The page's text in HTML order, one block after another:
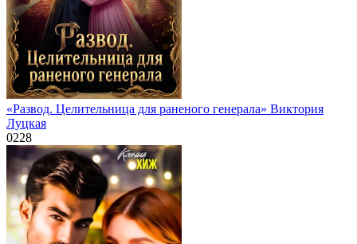
«Развод. Целительница для раненого генерала» Виктория
Луцкая
0228